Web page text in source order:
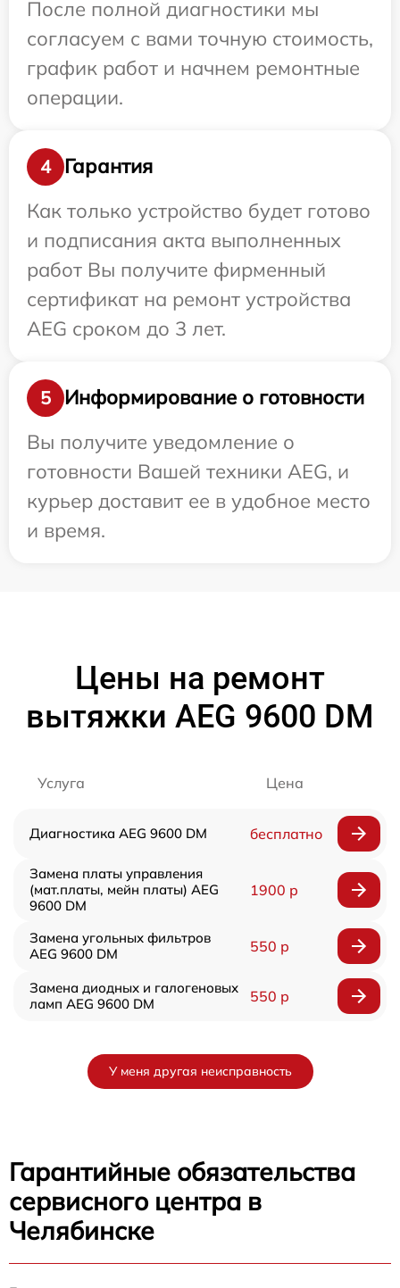
После полной диагностики мы
согласуем с вами точную стоимость,
график работ и начнем ремонтные
операции.
4
Гарантия
Как только устройство будет готово
и подписания акта выполненных
работ Вы получите фирменный
сертификат на ремонт устройства
AEG сроком до 3 лет.
5
Информирование о готовности
Вы получите уведомление о
готовности Вашей техники AEG, и
курьер доставит ее в удобное место
и время.
Цены на ремонт
вытяжки AEG 9600 DM
Услуга Цена
Диагностика AEG 9600 DM бесплатно
Замена платы управления
(мат.платы, мейн платы) AEG
9600 DM
1900 р
Замена угольных фильтров
AEG 9600 DM
550 р
Замена диодных и галогеновых
ламп AEG 9600 DM
550 р
У меня другая неисправность
Гарантийные обязательства
сервисного центра в
Челябинске